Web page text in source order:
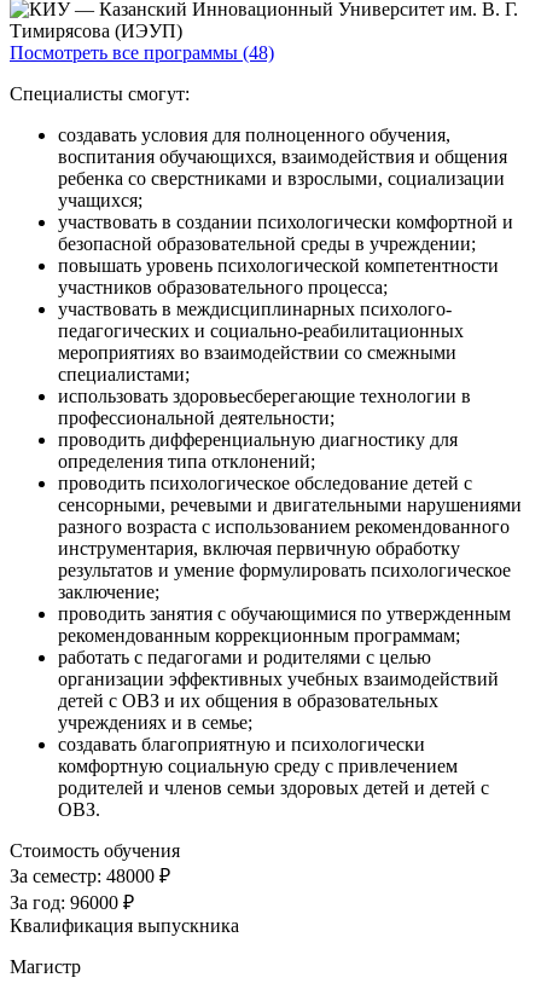
Посмотреть все программы (48)
Специалисты смогут:
создавать условия для полноценного обучения,
воспитания обучающихся, взаимодействия и общения
ребенка со сверстниками и взрослыми, социализации
учащихся;
участвовать в создании психологически комфортной и
безопасной образовательной среды в учреждении;
повышать уровень психологической компетентности
участников образовательного процесса;
участвовать в междисциплинарных психолого-
педагогических и социально-реабилитационных
мероприятиях во взаимодействии со смежными
специалистами;
использовать здоровьесберегающие технологии в
профессиональной деятельности;
проводить дифференциальную диагностику для
определения типа отклонений;
проводить психологическое обследование детей с
сенсорными, речевыми и двигательными нарушениями
разного возраста с использованием рекомендованного
инструментария, включая первичную обработку
результатов и умение формулировать психологическое
заключение;
проводить занятия с обучающимися по утвержденным
рекомендованным коррекционным программам;
работать с педагогами и родителями с целью
организации эффективных учебных взаимодействий
детей с ОВЗ и их общения в образовательных
учреждениях и в семье;
создавать благоприятную и психологически
комфортную социальную среду с привлечением
родителей и членов семьи здоровых детей и детей с
ОВЗ.
Стоимость обучения
За семестр: 48000 ₽
За год: 96000 ₽
Квалификация выпускника
Магистр